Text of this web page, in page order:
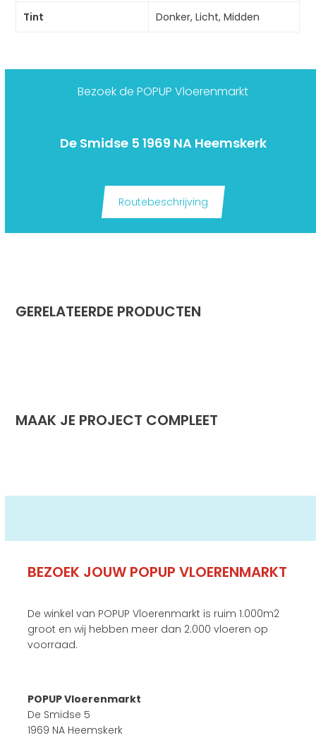
Tint Donker, Licht, Midden
Bezoek de POPUP Vloerenmarkt
De Smidse 5 1969 NA Heemskerk
Routebeschrijving
GERELATEERDE PRODUCTEN
MAAK JE PROJECT COMPLEET
BEZOEK JOUW POPUP VLOERENMARKT
De winkel van POPUP Vloerenmarkt is ruim 1.000m2
groot en wij hebben meer dan 2.000 vloeren op
voorraad.
POPUP Vloerenmarkt
De Smidse 5
1969 NA Heemskerk